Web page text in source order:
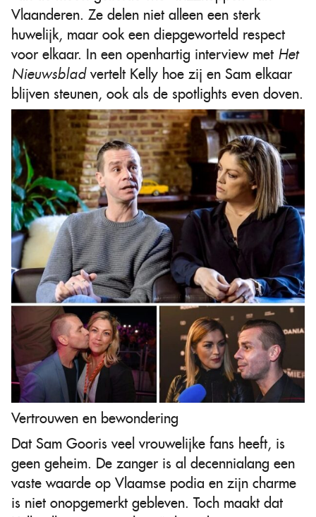
Vlaanderen. Ze delen niet alleen een sterk
huwelijk, maar ook een diepgeworteld respect
voor elkaar. In een openhartig interview met Het
Nieuwsbladvertelt Kelly hoe zij en Sam elkaar
blijven steunen, ook als de spotlights even doven.
Vertrouwen en bewondering
Dat Sam Gooris veel vrouwelijke fans heeft, is
geen geheim. De zanger is al decennialang een
vaste waarde op Vlaamse podia en zijn charme
is niet onopgemerkt gebleven. Toch maakt dat